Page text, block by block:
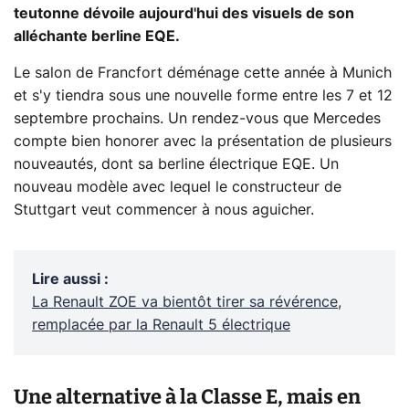
teutonne dévoile aujourd'hui des visuels de son
alléchante berline EQE.
Le salon de Francfort déménage cette année à Munich
et s'y tiendra sous une nouvelle forme entre les 7 et 12
septembre prochains. Un rendez-vous que Mercedes
compte bien honorer avec la présentation de plusieurs
nouveautés, dont sa berline électrique EQE. Un
nouveau modèle avec lequel le constructeur de
Stuttgart veut commencer à nous aguicher.
Lire aussi :
La Renault ZOE va bientôt tirer sa révérence,
remplacée par la Renault 5 électrique
Une alternative à la Classe E, mais en